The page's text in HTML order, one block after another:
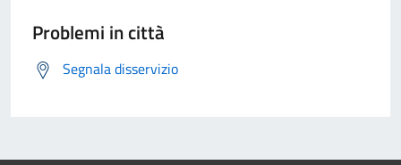
Problemi in città
Segnala disservizio